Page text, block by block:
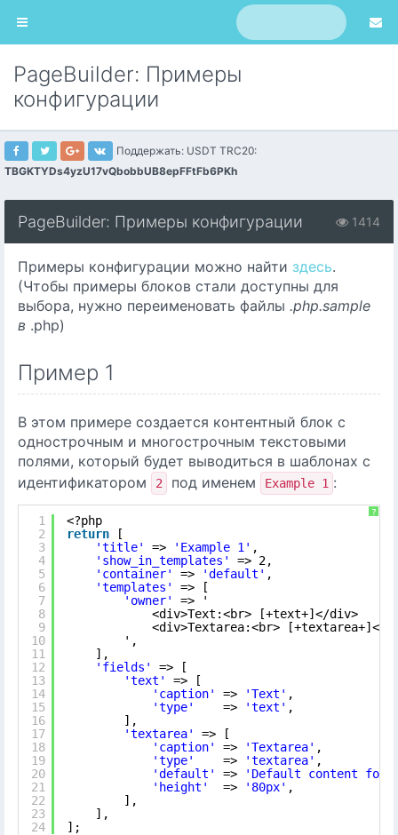
PageBuilder: Примеры
конфигурации
Поддержать: USDT TRC20:
TBGKTYDs4yzU17vQbobbUB8epFFtFb6PKh
1414
PageBuilder: Примеры конфигурации
Примеры конфигурации можно найти здесь.
(Чтобы примеры блоков стали доступны для
выбора, нужно переименовать файлы .php.sample
в .php)
Пример 1
В этом примере создается контентный блок с
однострочным и многострочным текстовыми
полями, который будет выводиться в шаблонах с
идентификатором
2 под именем Example 1 :
?
1
2
3
4
5
6
7
8
9
10
11
12
13
14
15
16
17
18
19
20
21
22
23
24
<?php
return
[
'title'
=> 'Example 1' ,
'show_in_templates'
=> 2,
'container'
=> 'default' ,
'templates'
=> [
'owner'
=> '
<div>Text:<br> [+text+]</div>
<div>Textarea:<br> [+textarea+]</
',
],
'fields'
=> [
'text'
=> [
'caption'
=> 'Text' ,
'type'
=> 'text' ,
],
'textarea'
=> [
'caption'
=> 'Textarea' ,
'type'
=> 'textarea' ,
'default'
=>
'Default content for
'height'
=> '80px' ,
],
],
];